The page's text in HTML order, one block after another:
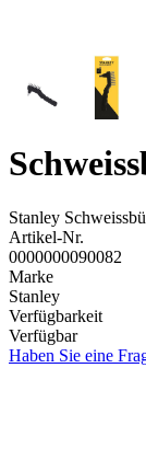
Stanley
Artikel-Nr.
0000000090082
Marke
Stanley
Verfügbarkeit
Verfügbar
Haben Sie eine